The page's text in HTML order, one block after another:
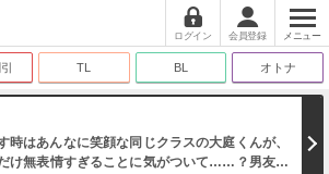
ログイン 会員登録 メニュー
TL BL オトナ
時はあんなに笑顔な同じクラスの大庭くんが、
け無表情すぎることに気がついて……？男友達